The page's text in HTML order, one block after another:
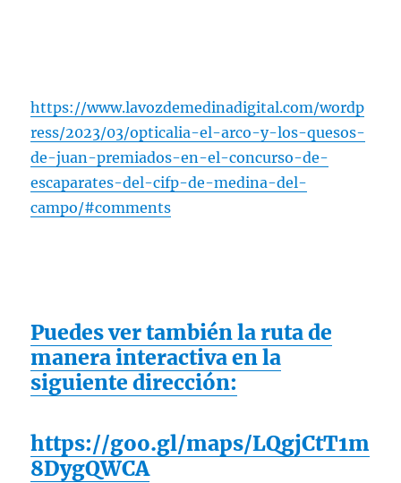
https://www.lavozdemedinadigital.com/wordp
ress/2023/03/opticalia-el-arco-y-los-quesos-
de-juan-premiados-en-el-concurso-de-
escaparates-del-cifp-de-medina-del-
campo/#comments
Puedes ver también la ruta de
manera interactiva en la
siguiente dirección:
https://goo.gl/maps/LQgjCtT1m
8DygQWCA